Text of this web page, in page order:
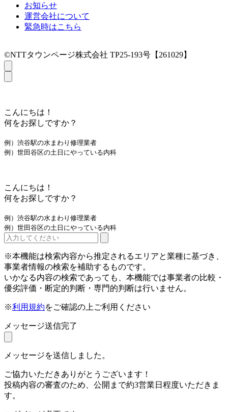
お知らせ
運営会社について
緊急時はこちら
©NTTタウンページ株式会社 TP25-193号【261029】
こんにちは！
何をお探しですか？
例）渋谷駅の水まわり修理業者
例）世田谷区の土日にやっている内科
こんにちは！
何をお探しですか？
例）渋谷駅の水まわり修理業者
例）世田谷区の土日にやっている内科
※本機能は検索内容から推定されるエリアと業種に基づき、
事業者情報の検索を補助するものです。
いかなる内容の検索であっても、本機能では事業者の比較・
優劣評価・断定的判断・専門的判断は行いません。
※利用規約をご確認の上ご利用ください
メッセージ送信完了
メッセージを送信しました。
ご協力いただきありがとうございます！
投稿内容の審査のため、公開まで約3営業日程度いただきま
す。